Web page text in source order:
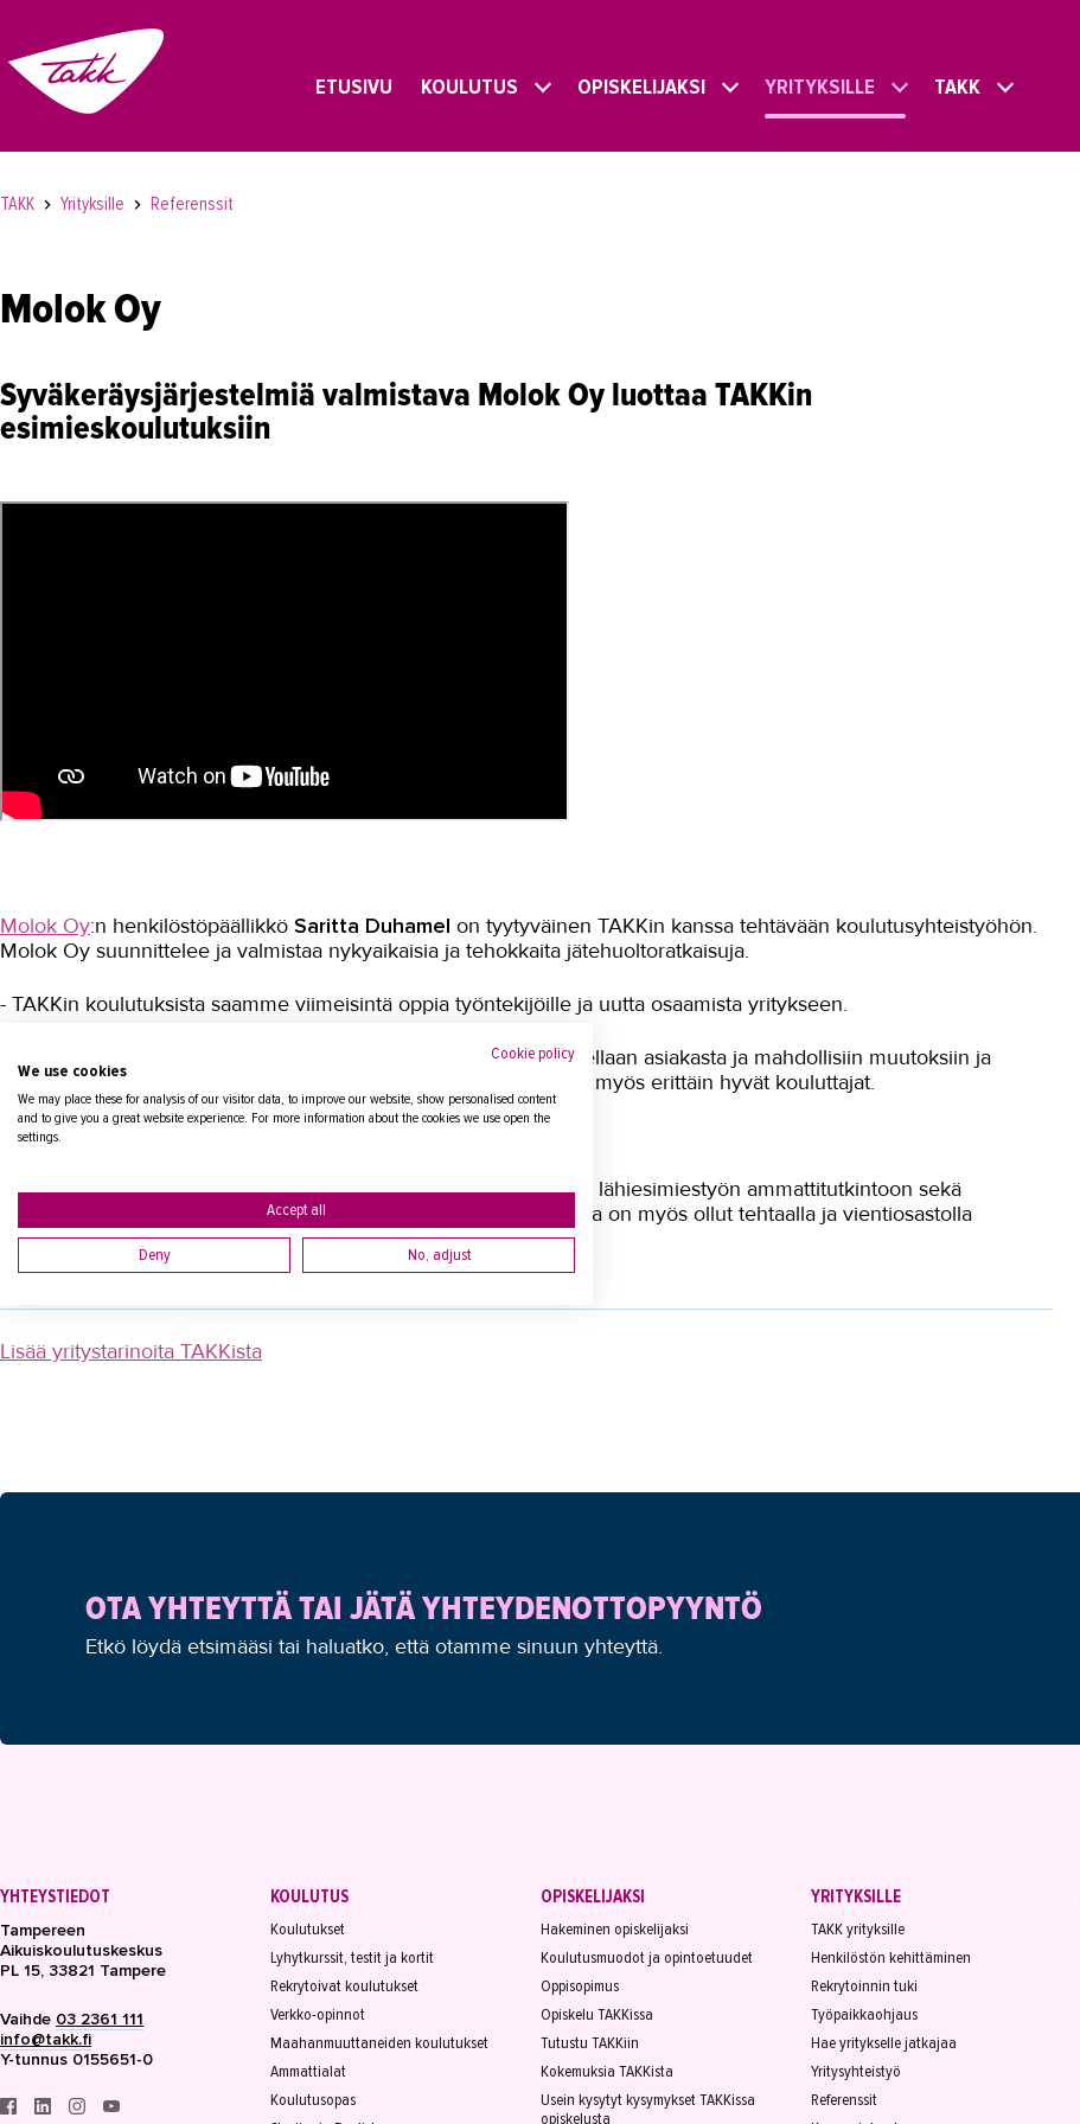
ETUSIVU KOULUTUS OPISKELIJAKSI YRITYKSILLE TAKK
TAKK Yrityksille Referenssit
Molok Oy
Syväkeräysjärjestelmiä valmistava Molok Oy luottaa TAKKin
esimieskoulutuksiin
Molok Oy:n henkilöstöpäällikkö Saritta Duhamel on tyytyväinen TAKKin kanssa tehtävään koulutusyhteistyöhön.
Molok Oy suunnittelee ja valmistaa nykyaikaisia ja tehokkaita jätehuoltoratkaisuja.
- TAKKin koulutuksista saamme viimeisintä oppia työntekijöille ja uutta osaamista yritykseen.
- Yhteistyötä on tehty useamman vuoden ajan. TAKKissa kuunnellaan asiakasta ja mahdollisiin muutoksiin ja
toiveisiin pystytään reagoimaan nopeasti. Ja tärkeää ovat tietysti myös erittäin hyvät kouluttajat.
- Pitkäaikaisen yhteistyön ansioista tunnemme puolin ja toisin.
Molok on kouluttanut oppisopimuksella TAKKissa esimiehiä mm. lähiesimiestyön ammattitutkintoon sekä
johtamisen ja yritysjohtamisen erikoisammattitutkintoon. TAKKista on myös ollut tehtaalla ja vientiosastolla
työssäoppijoita, jotka tuovat tullessaan uutta osaamista.
Lisää yritystarinoita TAKKista
OTA YHTEYTTÄ TAI JÄTÄ YHTEYDENOTTOPYYNTÖ
Etkö löydä etsimääsi tai haluatko, että otamme sinuun yhteyttä.
YHTEYSTIEDOT
Tampereen
Aikuiskoulutuskeskus
PL 15, 33821 Tampere
Vaihde 03 2361 111
info@takk.fi
Y-tunnus 0155651-0
KOULUTUS
Koulutukset
Lyhytkurssit, testit ja kortit
Rekrytoivat koulutukset
Verkko-opinnot
Maahanmuuttaneiden koulutukset
Ammattialat
Koulutusopas
OPISKELIJAKSI
Hakeminen opiskelijaksi
Koulutusmuodot ja opintoetuudet
Oppisopimus
Opiskelu TAKKissa
Tutustu TAKKiin
Kokemuksia TAKKista
Usein kysytyt kysymykset TAKKissa
opiskelusta
YRITYKSILLE
TAKK yrityksille
Henkilöstön kehittäminen
Rekrytoinnin tuki
Työpaikkaohjaus
Hae yritykselle jatkajaa
Yritysyhteistyö
Referenssit
Cookie policy
We use cookies
We may place these for analysis of our visitor data, to improve our website, show personalised content
and to give you a great website experience. For more information about the cookies we use open the
settings.
Accept all
Deny No, adjust